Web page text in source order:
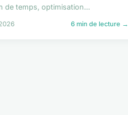
de temps, optimisation...
6 min de lecture →